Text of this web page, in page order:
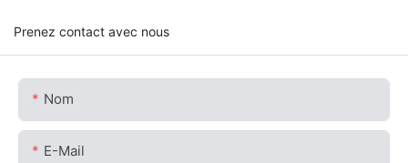
Prenez contact avec nous
Nom
E-Mail